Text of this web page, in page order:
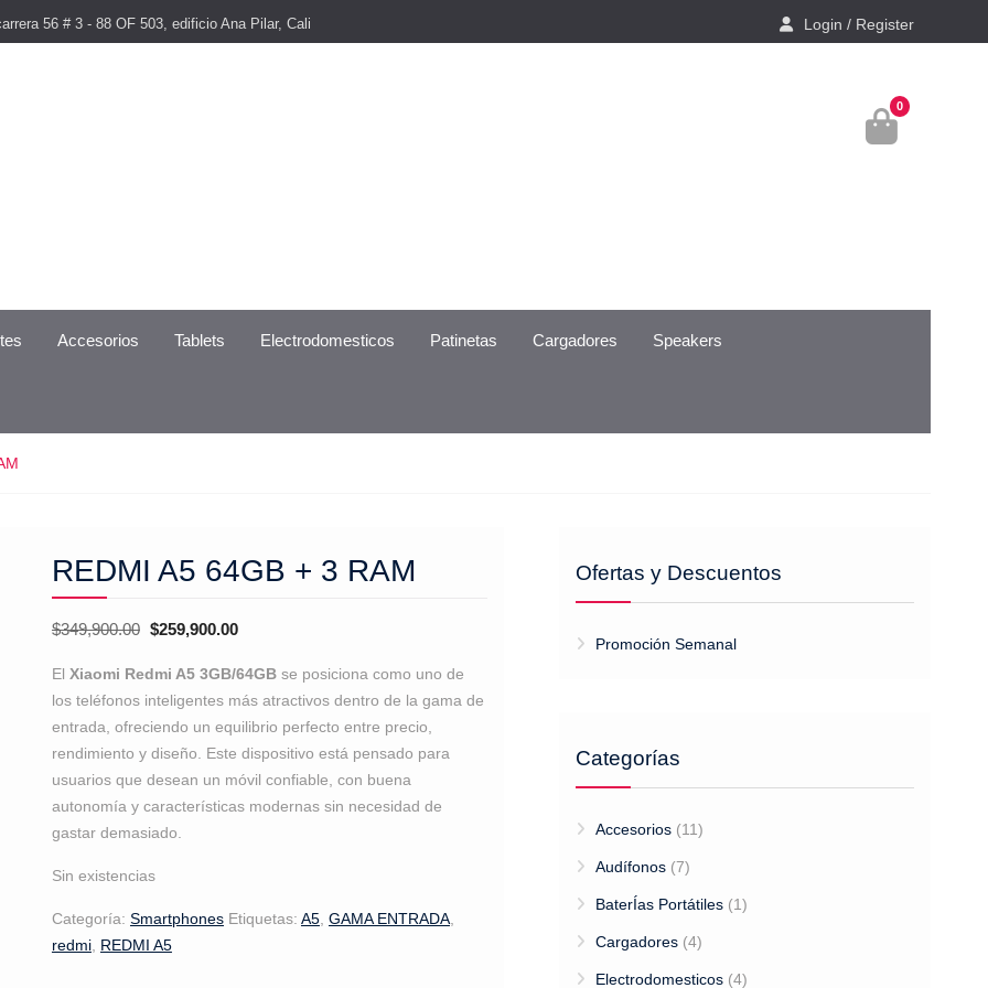
56 # 3 - 88 OF 503, edificio Ana Pilar, Cali Login / Register
0
Accesorios Tablets Electrodomesticos Patinetas Cargadores Speakers
REDMI A5 64GB + 3 RAM
$349,900.00 El
original
$259,900.00
actual
El Xiaomi Redmi A5 3GB/64GBse posiciona como uno de
los teléfonos inteligentes más atractivos dentro de la gama de
entrada, ofreciendo un equilibrio perfecto entre precio,
rendimiento y diseño. Este dispositivo está pensado para
usuarios que desean un móvil confiable, con buena
autonomía y características modernas sin necesidad de
gastar demasiado.
Sin existencias
Categoría: Smartphones Etiquetas: A5, GAMA ENTRADA,
redmi, REDMI A5
Ofertas y Descuentos
Promoción Semanal
Categorías
Accesorios (11)
Audífonos (7)
BaterÍas Portátiles (1)
Cargadores (4)
Electrodomesticos (4)